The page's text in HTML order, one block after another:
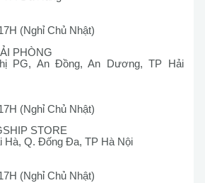
(Nghỉ Chủ Nhật)
PHÒNG
PG, An Đồng, An Dương, TP Hải
(Nghỉ Chủ Nhật)
STORE
Hà, Q. Đống Đa, TP Hà Nội
(Nghỉ Chủ Nhật)